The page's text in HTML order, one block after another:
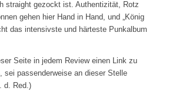
straight gezockt ist. Authentizität, Rotz
gehen hier Hand in Hand, und „König
das intensivste und härteste Punkalbum
Seite in jedem Review einen Link zu
sei passenderweise an dieser Stelle
d. Red.)